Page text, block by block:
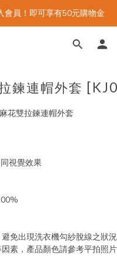
會員！即可享有50元購物金
鍊連帽外套
花雙拉鍊連帽外套
視覺效果
免出現洗衣機勾紗脫線之狀況
素，產品顏色請參考平拍照片